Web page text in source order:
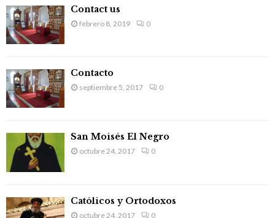
Contact us
febrero 8, 2019 0
Contacto
septiembre 5, 2017 0
San Moisés El Negro
octubre 24, 2017 0
Católicos y Ortodoxos
octubre 24, 2017 0